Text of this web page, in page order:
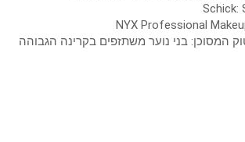
Schick:
NYX Professional
המסוכן: בני נוער משתזפים בקרינה הגבוהה